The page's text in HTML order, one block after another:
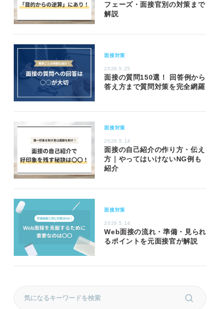
フェーズ・面接官別の対策まで
解説
面接対策
2026.5.25
面接の質問150選！ 回答例から
答え方まで質問対策を完全網羅
面接対策
2026.5.14
面接の自己紹介の作り方・伝え
方｜やってはいけないNG例も
紹介
面接対策
2026.5.14
Web面接の流れ・準備・見られ
るポイントを元面接官が解説